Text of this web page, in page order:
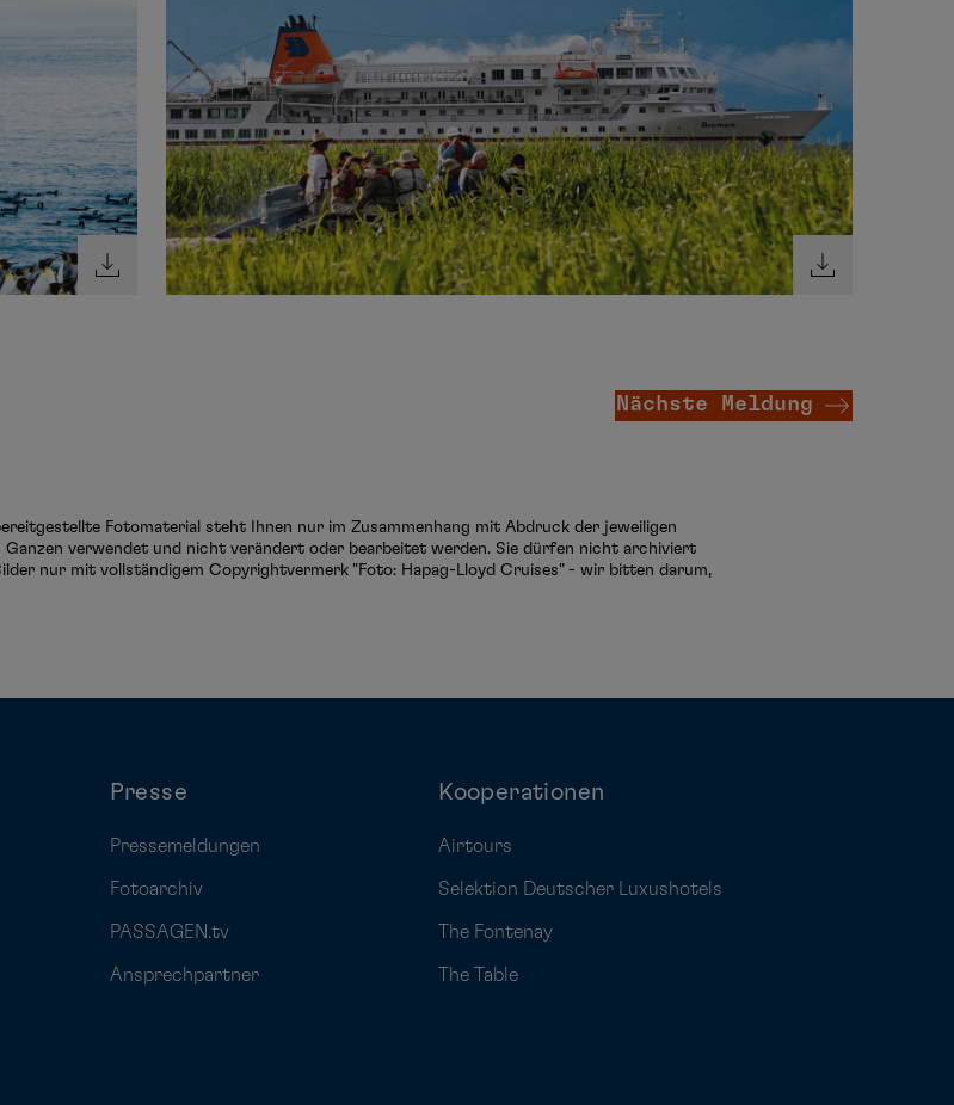
Nächste Meldung
Fotomaterial steht Ihnen nur im Zusammenhang mit Abdruck der jeweiligen
verwendet und nicht verändert oder bearbeitet werden. Sie dürfen nicht archiviert
nur mit vollständigem Copyrightvermerk "Foto: Hapag-Lloyd Cruises" - wir bitten darum,
Presse
Pressemeldungen
Fotoarchiv
PASSAGEN.tv
Ansprechpartner
Kooperationen
Airtours
Selektion Deutscher Luxushotels
The Fontenay
The Table